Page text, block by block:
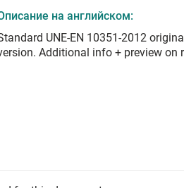
на английском:
UNE-EN 10351-2012
Additional info + preview on